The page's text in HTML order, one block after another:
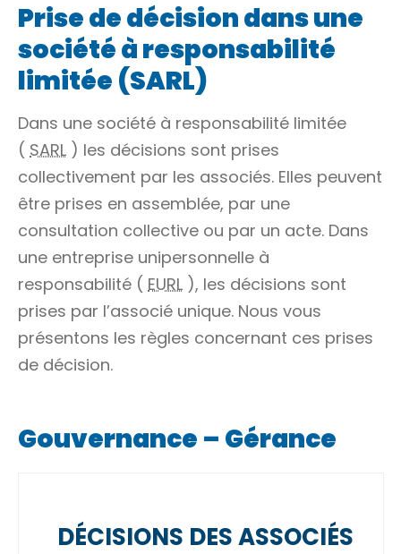
Prise de décision dans une
société à responsabilité
limitée (SARL)
Dans une société à responsabilité limitée
( SARL ) les décisions sont prises
collectivement par les associés. Elles peuvent
être prises en assemblée, par une
consultation collective ou par un acte. Dans
une entreprise unipersonnelle à
responsabilité ( EURL ), les décisions sont
prises par l’associé unique. Nous vous
présentons les règles concernant ces prises
de décision.
Gouvernance – Gérance
DÉCISIONS DES ASSOCIÉS